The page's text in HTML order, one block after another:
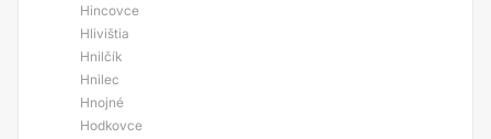
Hincovce
Hlivištia
Hnilčík
Hnilec
Hnojné
Hodkovce